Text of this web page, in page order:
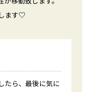
ます♡
たら、最後に気に